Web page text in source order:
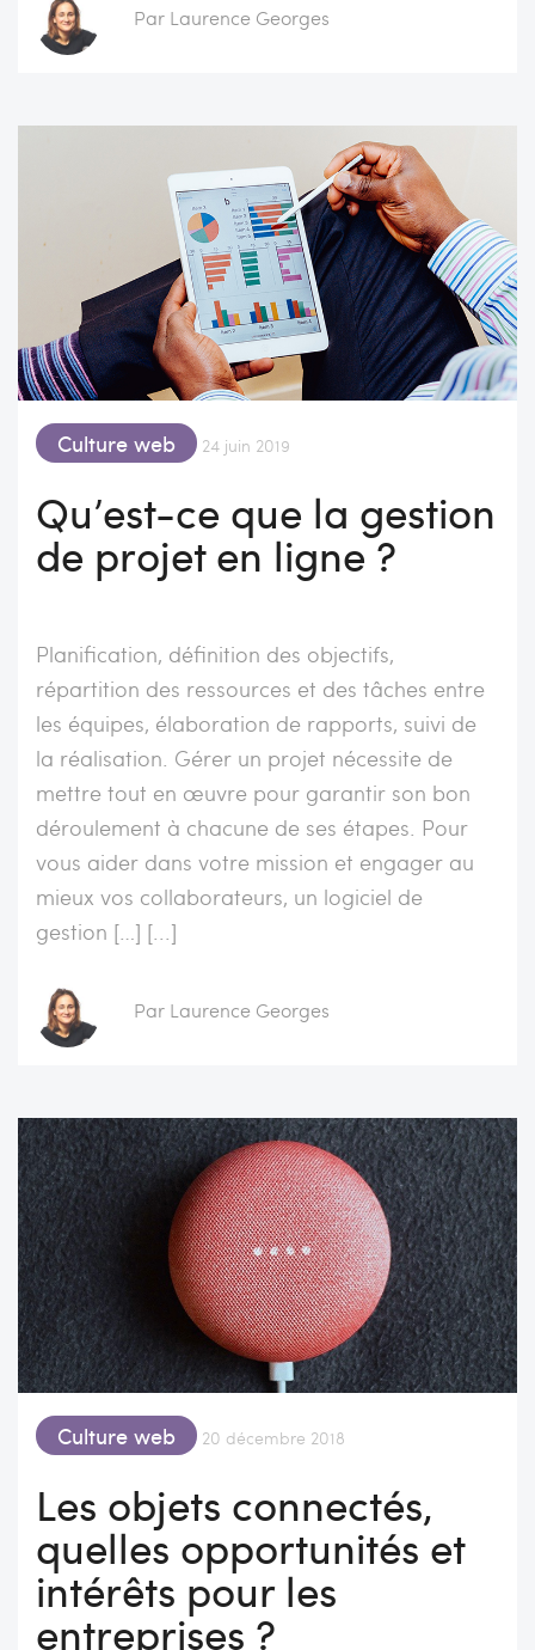
Par Laurence Georges
Culture web 24 juin 2019
Qu’est-ce que la gestion
de projet en ligne ?
Planification, définition des objectifs,
répartition des ressources et des tâches entre
les équipes, élaboration de rapports, suivi de
la réalisation. Gérer un projet nécessite de
mettre tout en œuvre pour garantir son bon
déroulement à chacune de ses étapes. Pour
vous aider dans votre mission et engager au
mieux vos collaborateurs, un logiciel de
gestion […] [...]
Par Laurence Georges
Culture web 20 décembre 2018
Les objets connectés,
quelles opportunités et
intérêts pour les
entreprises ?